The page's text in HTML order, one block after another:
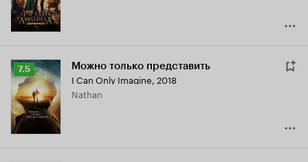
Рейтинг
Кинопоиска
7.5
7.5 Можно только представить
I Can Only Imagine, 2018
Nathan